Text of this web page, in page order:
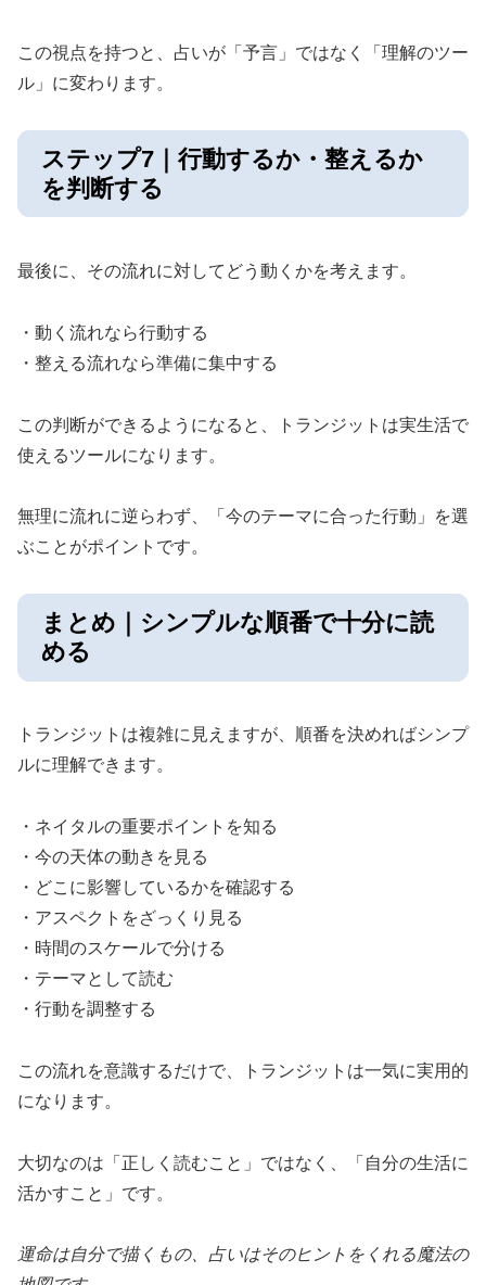
この視点を持つと、占いが「予言」ではなく「理解のツー
ル」に変わります。
ステップ7｜行動するか・整えるか
を判断する
最後に、その流れに対してどう動くかを考えます。
・動く流れなら行動する
・整える流れなら準備に集中する
この判断ができるようになると、トランジットは実生活で
使えるツールになります。
無理に流れに逆らわず、「今のテーマに合った行動」を選
ぶことがポイントです。
まとめ｜シンプルな順番で十分に読
める
トランジットは複雑に見えますが、順番を決めればシンプ
ルに理解できます。
・ネイタルの重要ポイントを知る
・今の天体の動きを見る
・どこに影響しているかを確認する
・アスペクトをざっくり見る
・時間のスケールで分ける
・テーマとして読む
・行動を調整する
この流れを意識するだけで、トランジットは一気に実用的
になります。
大切なのは「正しく読むこと」ではなく、「自分の生活に
活かすこと」です。
運命は自分で描くもの、占いはそのヒントをくれる魔法の